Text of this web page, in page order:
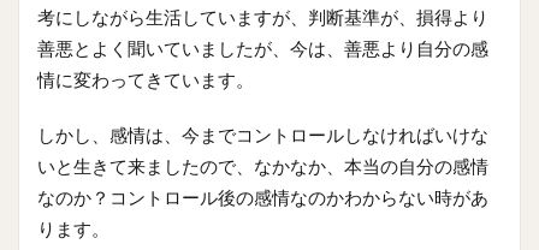
考にしながら生活していますが、判断基準が、損得より
善悪とよく聞いていましたが、今は、善悪より自分の感
情に変わってきています。
しかし、感情は、今までコントロールしなければいけな
いと生きて来ましたので、なかなか、本当の自分の感情
なのか？コントロール後の感情なのかわからない時があ
ります。